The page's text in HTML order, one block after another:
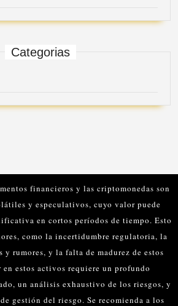
Categorias
financieros y las criptomonedas son
y especulativos, cuyo valor puede
en cortos períodos de tiempo. Esto
como la incertidumbre regulatoria, la
rumores, y la falta de madurez de estos
estos activos requiere un profundo
un análisis exhaustivo de los riesgos, y
gestión del riesgo. Se recomienda a los